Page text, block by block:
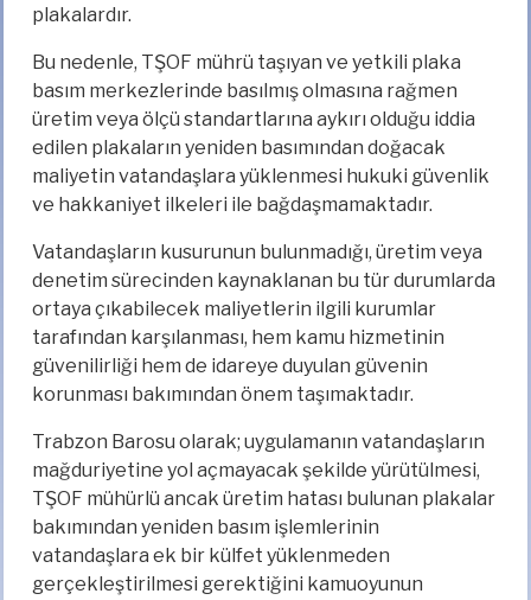
plakalardır.
Bu nedenle, TŞOF mührü taşıyan ve yetkili plaka
basım merkezlerinde basılmış olmasına rağmen
üretim veya ölçü standartlarına aykırı olduğu iddia
edilen plakaların yeniden basımından doğacak
maliyetin vatandaşlara yüklenmesi hukuki güvenlik
ve hakkaniyet ilkeleri ile bağdaşmamaktadır.
Vatandaşların kusurunun bulunmadığı, üretim veya
denetim sürecinden kaynaklanan bu tür durumlarda
ortaya çıkabilecek maliyetlerin ilgili kurumlar
tarafından karşılanması, hem kamu hizmetinin
güvenilirliği hem de idareye duyulan güvenin
korunması bakımından önem taşımaktadır.
Trabzon Barosu olarak; uygulamanın vatandaşların
mağduriyetine yol açmayacak şekilde yürütülmesi,
TŞOF mühürlü ancak üretim hatası bulunan plakalar
bakımından yeniden basım işlemlerinin
vatandaşlara ek bir külfet yüklenmeden
gerçekleştirilmesi gerektiğini kamuoyunun